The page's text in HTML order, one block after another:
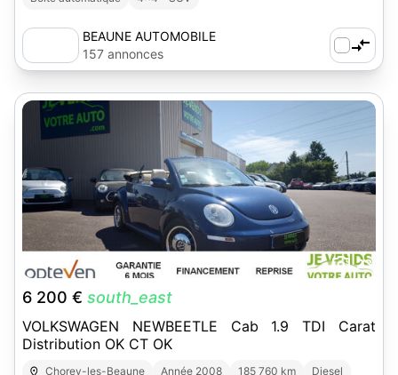
BEAUNE AUTOMOBILE
157 annonces
23
6 200 € south_east
VOLKSWAGEN NEWBEETLE Cab 1.9 TDI Carat
Distribution OK CT OK
Chorey-les-Beaune Année 2008 185 760 km Diesel